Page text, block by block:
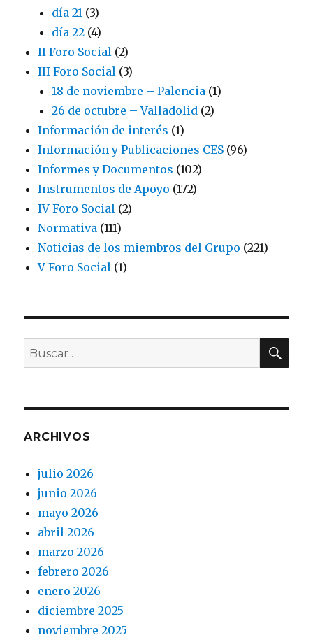
día 21 (3)
día 22 (4)
II Foro Social (2)
III Foro Social (3)
18 de noviembre – Palencia (1)
26 de octubre – Valladolid (2)
Información de interés (1)
Información y Publicaciones CES (96)
Informes y Documentos (102)
Instrumentos de Apoyo (172)
IV Foro Social (2)
Normativa (111)
Noticias de los miembros del Grupo (221)
V Foro Social (1)
Buscar
por:
ARCHIVOS
julio 2026
junio 2026
mayo 2026
abril 2026
marzo 2026
febrero 2026
enero 2026
diciembre 2025
noviembre 2025